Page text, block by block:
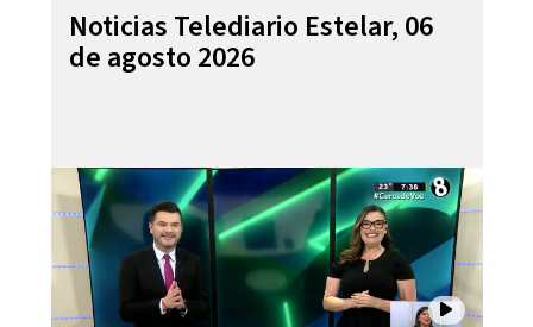
Noticias Telediario Estelar, 06
de agosto 2026